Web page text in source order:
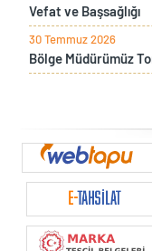
Vefat ve Başsağlığı
30 Temmuz 2026